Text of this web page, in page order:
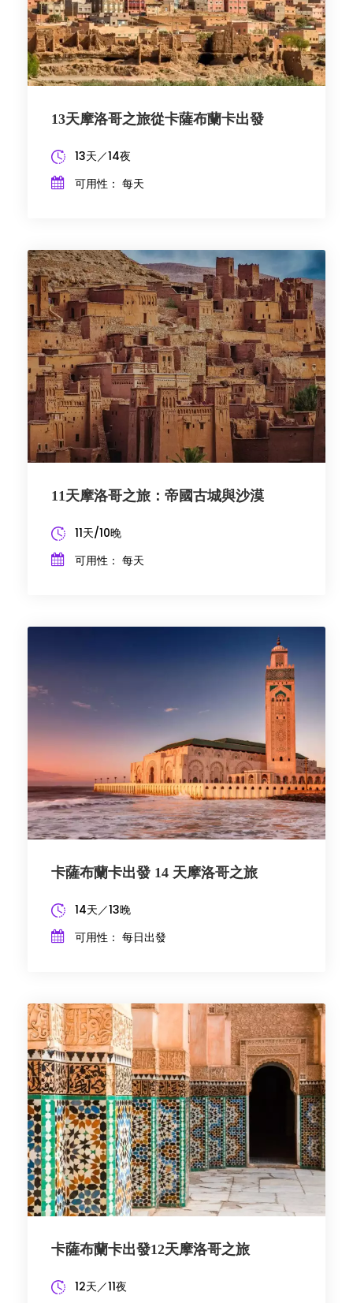
13天摩洛哥之旅從卡薩布蘭卡出發
13天／14夜
可用性： 每天
11天摩洛哥之旅：帝國古城與沙漠
11天/10晚
可用性： 每天
卡薩布蘭卡出發 14 天摩洛哥之旅
14天／13晚
可用性： 每日出發
卡薩布蘭卡出發12天摩洛哥之旅
12天／11夜